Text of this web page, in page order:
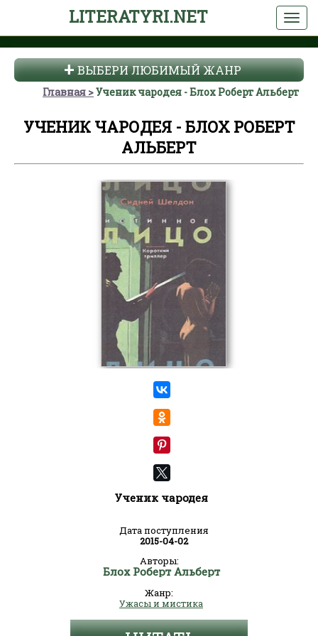
LITERATYRI.NET
ВЫБЕРИ ЛЮБИМЫЙ ЖАНР
Главная Ученик чародея - Блох Роберт Альберт
УЧЕНИК ЧАРОДЕЯ - БЛОХ РОБЕРТ
АЛЬБЕРТ
Ученик чародея
Дата поступления
2015-04-02
Авторы:
Блох Роберт Альберт
Жанр:
Ужасы и мистика